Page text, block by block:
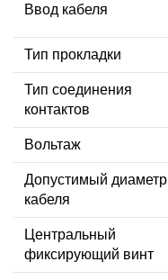
Ввод кабеля
Тип прокладки
Тип соединения
контактов
Вольтаж
Допустимый диаметр
кабеля
Центральный
фиксирующий винт